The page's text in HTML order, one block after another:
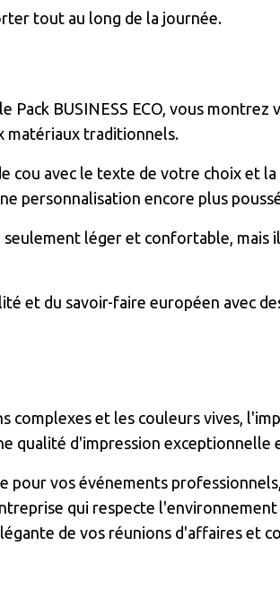
tout au long de la journée.
Pack BUSINESS ECO, vous
matériaux traditionnels.
cou avec le texte de votre choix et
personnalisation encore plus
léger et confortable,
et du savoir-faire européen avec
complexes et les couleurs vives,
qualité d'impression exceptionnelle
pour vos événements
qui respecte
de vos réunions d'affaires et